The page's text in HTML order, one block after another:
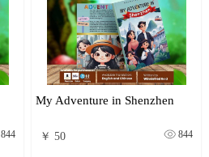
844
My Adventure in Shenzhen
￥ 50 844